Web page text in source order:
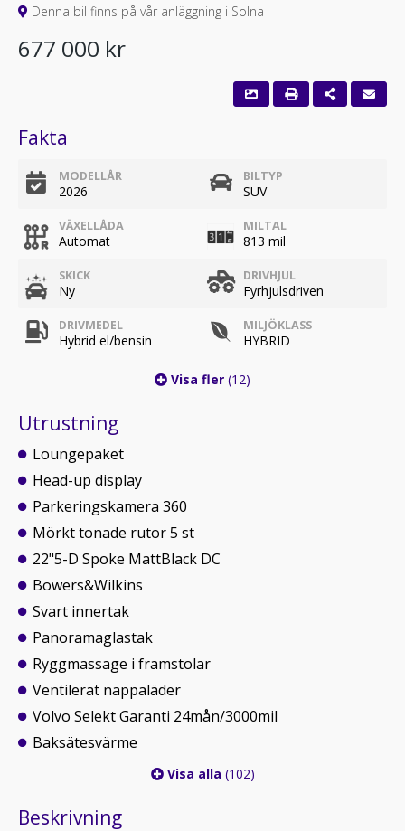
Denna bil finns på vår anläggning i Solna
677 000 kr
Fakta
MODELLÅR
2026
BILTYP
SUV
VÄXELLÅDA
Automat
MILTAL
813 mil
SKICK
Ny
DRIVHJUL
Fyrhjulsdriven
DRIVMEDEL
Hybrid el/bensin
MILJÖKLASS
HYBRID
Visa fler (12)
Utrustning
Loungepaket
Head-up display
Parkeringskamera 360
Mörkt tonade rutor 5 st
22"5-D Spoke MattBlack DC
Bowers&Wilkins
Svart innertak
Panoramaglastak
Ryggmassage i framstolar
Ventilerat nappaläder
Volvo Selekt Garanti 24mån/3000mil
Baksätesvärme
Visa alla (102)
Beskrivning